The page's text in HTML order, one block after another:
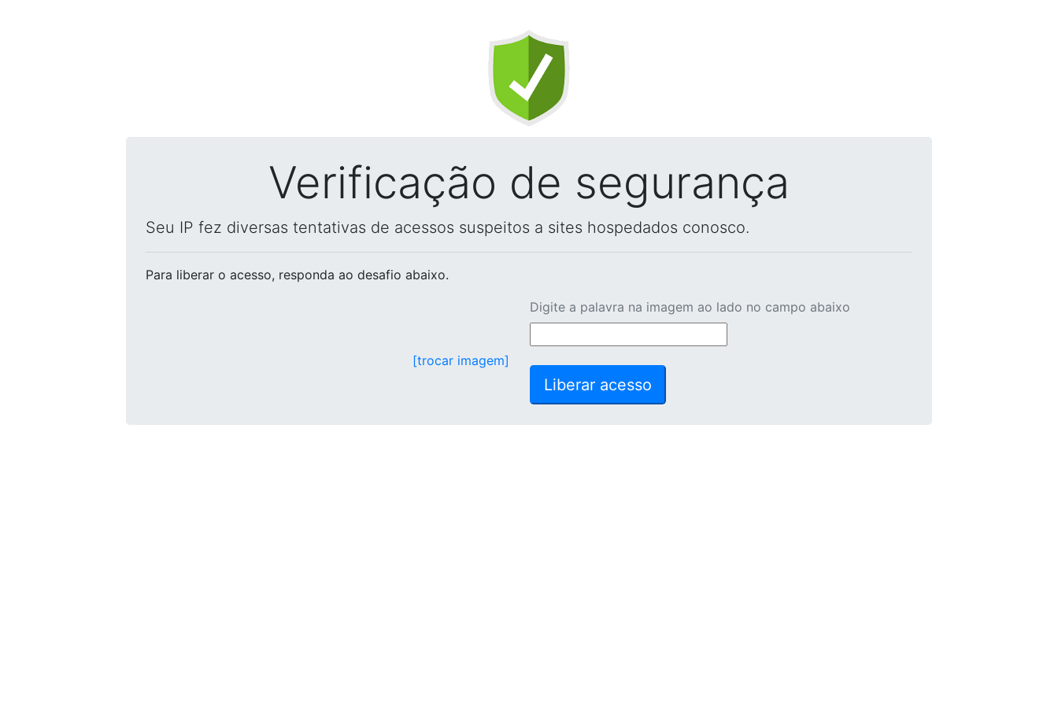
Verificação de segurança
Seu IP fez diversas tentativas de acessos suspeitos a sites hospedados conosco.
Para liberar o acesso, responda ao desafio abaixo.
[trocar imagem]
Digite a palavra na imagem ao lado no campo abaixo